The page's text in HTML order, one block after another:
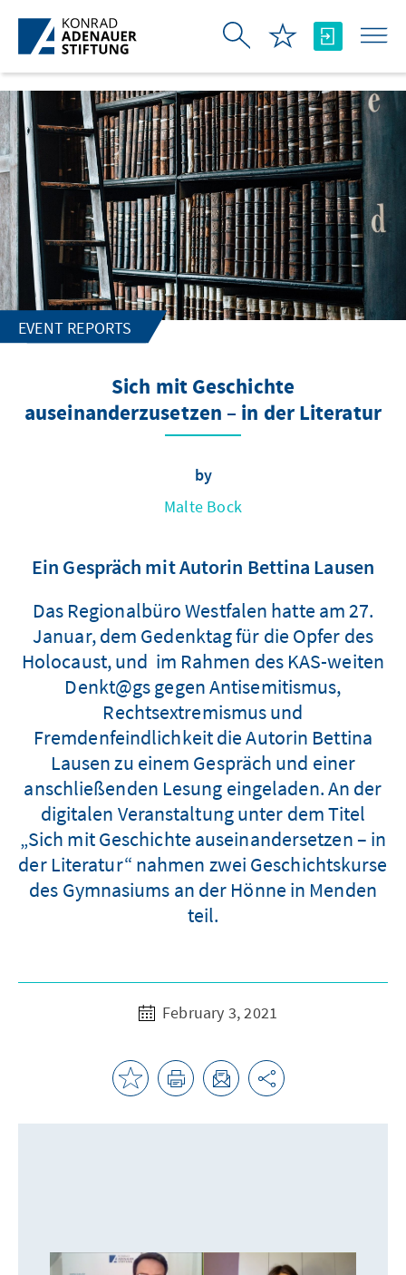
Skip to Main Content
EVENT REPORTS
Sich mit Geschichte
auseinanderzusetzen – in der Literatur
by
Malte Bock
Ein Gespräch mit Autorin Bettina Lausen
Das Regionalbüro Westfalen hatte am 27.
Januar, dem Gedenktag für die Opfer des
Holocaust, und im Rahmen des KAS-weiten
Denkt@gs gegen Antisemitismus,
Rechtsextremismus und
Fremdenfeindlichkeit die Autorin Bettina
Lausen zu einem Gespräch und einer
anschließenden Lesung eingeladen. An der
digitalen Veranstaltung unter dem Titel
„Sich mit Geschichte auseinandersetzen – in
der Literatur“ nahmen zwei Geschichtskurse
des Gymnasiums an der Hönne in Menden
teil.
February 3, 2021